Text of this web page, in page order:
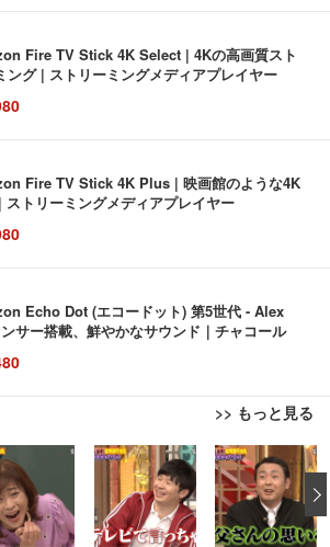
Fire TV Stick 4K Select | 4Kの高画質スト
ング | ストリーミングメディアプレイヤー
Fire TV Stick 4K Plus | 映画館のような4K
ストリーミングメディアプレイヤー
Echo Dot (エコードット) 第5世代 - Alex
サー搭載、鮮やかなサウンド｜チャコール
>> もっと見る
オフィスチェア 椅子 テレワーク 疲れな
ね上げ式アームレスト コンパクト 約105度ロッ
pc 事務椅子 360度回転 座面昇降 強化ナイロ
ベース 通気性メッシュ 在宅ワーク H-WY01
黒枠+黒足)
ビジネス向けプレミアムモニター | FlexScan
WT | 31.5型4K UHD・USB Type-C・ホワ
ベーシック ペットシーツ 薄型 レギュラー 1
捨て 無香料 ホワイト 300枚